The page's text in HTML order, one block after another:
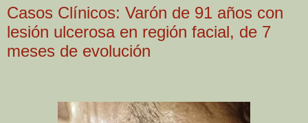
Casos Clínicos: Varón de 91 años con
lesión ulcerosa en región facial, de 7
meses de evolución